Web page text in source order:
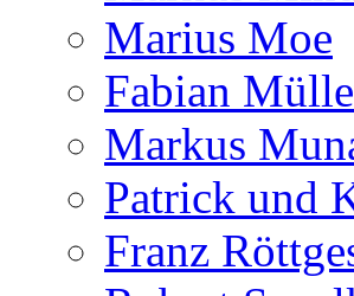
Marius Moe
Fabian
Markus
Patrick und
Franz